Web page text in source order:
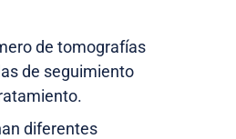
de tomografías
de seguimiento
diferentes